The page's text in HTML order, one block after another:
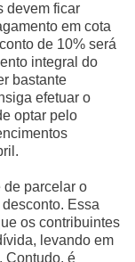
devem ficar
em cota
de 10% será
integral do
bastante
efetuar o
optar pelo
parcelar o
Essa
os contribuintes
levando em
Contudo, é